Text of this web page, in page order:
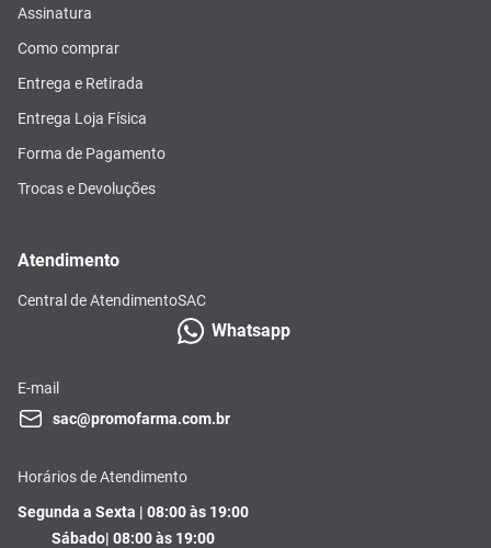
Assinatura
Como comprar
Entrega e Retirada
Entrega Loja Física
Forma de Pagamento
Trocas e Devoluções
Atendimento
Central de AtendimentoSAC
Whatsapp
E-mail
sac@promofarma.com.br
Horários de Atendimento
Segunda a Sexta | 08:00 às 19:00
Sábado| 08:00 às 19:00